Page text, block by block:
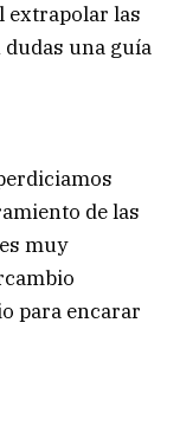
extrapolar las
una guía
de las
muy
para encarar